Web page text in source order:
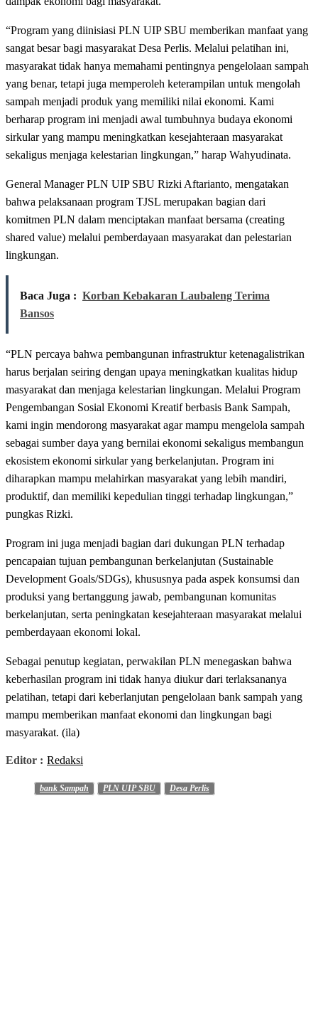
“Program yang diinisiasi PLN UIP SBU memberikan manfaat yang
sangat besar bagi masyarakat Desa Perlis. Melalui pelatihan ini,
masyarakat tidak hanya memahami pentingnya pengelolaan sampah
yang benar, tetapi juga memperoleh keterampilan untuk mengolah
sampah menjadi produk yang memiliki nilai ekonomi. Kami
berharap program ini menjadi awal tumbuhnya budaya ekonomi
sirkular yang mampu meningkatkan kesejahteraan masyarakat
sekaligus menjaga kelestarian lingkungan,” harap Wahyudinata.
General Manager PLN UIP SBU Rizki Aftarianto, mengatakan
bahwa pelaksanaan program TJSL merupakan bagian dari
komitmen PLN dalam menciptakan manfaat bersama (creating
shared value) melalui pemberdayaan masyarakat dan pelestarian
lingkungan.
Baca Juga : Korban Kebakaran Laubaleng Terima
Bansos
“PLN percaya bahwa pembangunan infrastruktur ketenagalistrikan
harus berjalan seiring dengan upaya meningkatkan kualitas hidup
masyarakat dan menjaga kelestarian lingkungan. Melalui Program
Pengembangan Sosial Ekonomi Kreatif berbasis Bank Sampah,
kami ingin mendorong masyarakat agar mampu mengelola sampah
sebagai sumber daya yang bernilai ekonomi sekaligus membangun
ekosistem ekonomi sirkular yang berkelanjutan. Program ini
diharapkan mampu melahirkan masyarakat yang lebih mandiri,
produktif, dan memiliki kepedulian tinggi terhadap lingkungan,”
pungkas Rizki.
Program ini juga menjadi bagian dari dukungan PLN terhadap
pencapaian tujuan pembangunan berkelanjutan (Sustainable
Development Goals/SDGs), khususnya pada aspek konsumsi dan
produksi yang bertanggung jawab, pembangunan komunitas
berkelanjutan, serta peningkatan kesejahteraan masyarakat melalui
pemberdayaan ekonomi lokal.
Sebagai penutup kegiatan, perwakilan PLN menegaskan bahwa
keberhasilan program ini tidak hanya diukur dari terlaksananya
pelatihan, tetapi dari keberlanjutan pengelolaan bank sampah yang
mampu memberikan manfaat ekonomi dan lingkungan bagi
masyarakat. (ila)
Editor : Redaksi
bank Sampah PLN UIP SBU Desa Perlis